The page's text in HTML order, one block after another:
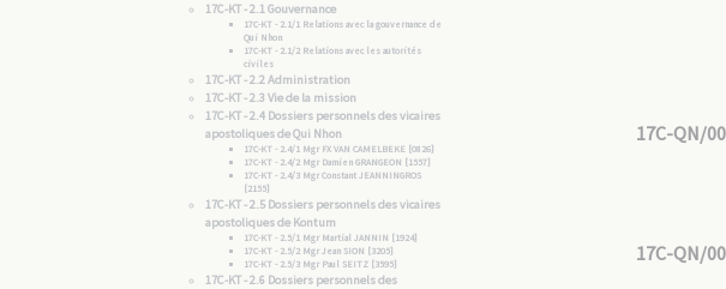
17C-KT - 2.1 Gouvernance
17C-KT - 2.1/1 Relations avec la gouvernance de
Qui Nhon
17C-KT - 2.1/2 Relations avec les autorités
civiles
17C-KT - 2.2 Administration
17C-KT - 2.3 Vie de la mission
17C-KT - 2.4 Dossiers personnels des vicaires
apostoliques de Qui Nhon
17C-KT - 2.4/1 Mgr FX VAN CAMELBEKE [0826]
17C-KT - 2.4/2 Mgr Damien GRANGEON [1557]
17C-KT - 2.4/3 Mgr Constant JEANNINGROS
[2155]
17C-KT - 2.5 Dossiers personnels des vicaires
apostoliques de Kontum
17C-KT - 2.5/1 Mgr Martial JANNIN [1924]
17C-KT - 2.5/2 Mgr Jean SION [3205]
17C-KT - 2.5/3 Mgr Paul SEITZ [3595]
17C-KT - 2.6 Dossiers personnels des
17C-QN/
17C-QN/